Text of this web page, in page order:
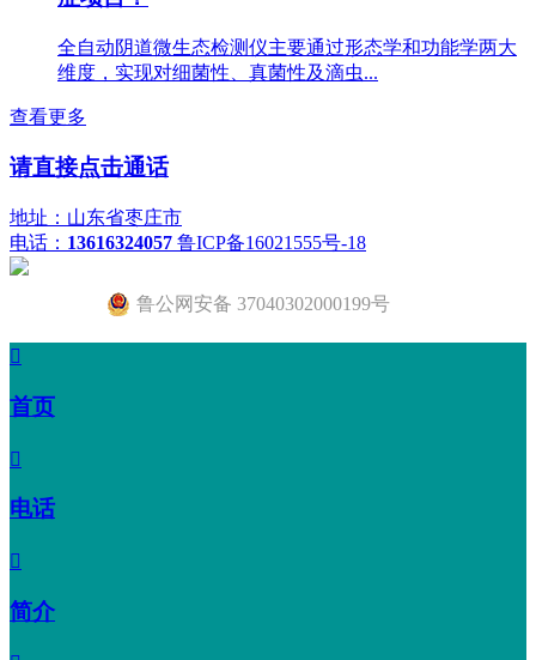
全自动阴道微生态检测仪主要通过形态学和功能学两大
维度，实现对细菌性、真菌性及滴虫...
查看更多
请直接点击通话
地址：山东省枣庄市
电话： 13616324057 鲁ICP备16021555号-18
鲁公网安备 37040302000199号

首页

电话

简介